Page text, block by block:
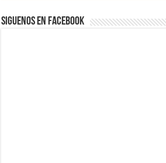
Siguenos en Facebook